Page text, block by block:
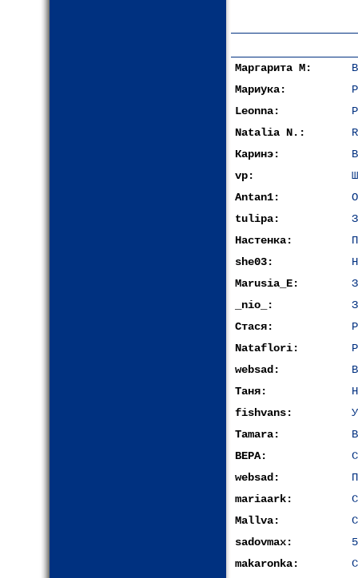
Маргарита М:
Мариука:
Leonna:
Natalia N.:
Каринэ:
vp:
Antan1:
tulipa:
Настенка:
she03:
Marusia_E:
_nio_:
Стася:
Nataflori:
websad:
Таня:
fishvans:
Tamara:
ВЕРА:
websad:
mariaark:
Mallva:
sadovmax:
makaronka: